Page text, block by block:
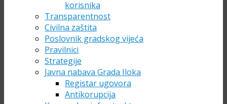
korisnika
Transparentnost
Civilna zaštita
Poslovnik gradskog vijeća
Pravilnici
Strategije
Javna nabava Grada Iloka
Registar ugovora
Antikorupcija